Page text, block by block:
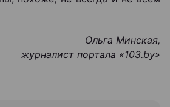
Ольга Минская,
журналист портала «103.by»